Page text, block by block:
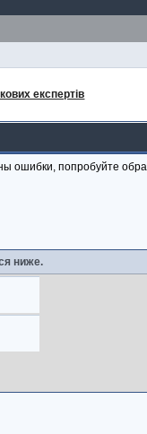
експертів
ошибки, попробуйте
ниже.